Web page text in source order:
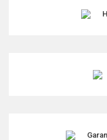
Ürün resmi
Ürün fiyatı diğer